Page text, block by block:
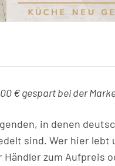
€ gespart bei der
in denen
sind. Wer hier lebt
zum Aufpreis